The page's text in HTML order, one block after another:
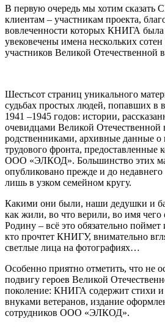
В первую очередь мы хотим
клиентам – участникам проекта,
вовлеченности которых КНИГА была
увековечены имена нескольких сотен
участников Великой Отечественной
Шестьсот страниц уникального
судьбах простых людей, попавших в
1941 –1945 годов: истории,
очевидцами Великой
родственниками, архивные данные о
трудового фронта, предоставленные
ООО «ЭЛКОД». Большинство этих
опубликовано прежде и до
лишь в узком семейном кругу.
Какими они были, наши дедушки и
как жили, во что верили, во имя чего
Родину – всё это обязательно
кто прочтет КНИГУ, внимательно
светлые лица на фотографиях…
Особенно приятно отметить, что не
подвигу героев Великой
поколение: КНИГА содержит стихи
внуками ветеранов, издание
сотрудников ООО «ЭЛКОД».